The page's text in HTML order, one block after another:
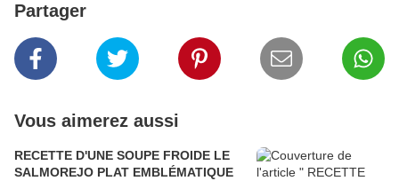
Partager
Vous aimerez aussi
RECETTE D'UNE SOUPE FROIDE LE
SALMOREJO PLAT EMBLÉMATIQUE